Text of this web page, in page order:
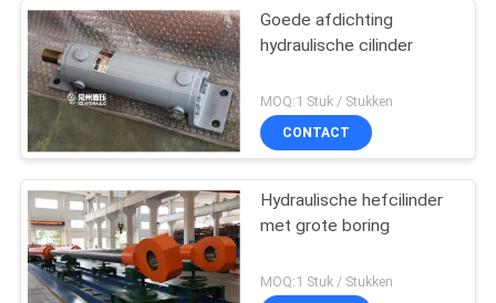
Goede afdichting
hydraulische cilinder
MOQ:1 Stuk / Stukken
CONTACT
Hydraulische hefcilinder
met grote boring
MOQ:1 Stuk / Stukken